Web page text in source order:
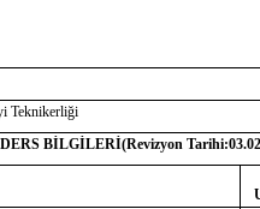
Teknikerliği
DERS BİLGİLERİ(Revizyon Tarihi: